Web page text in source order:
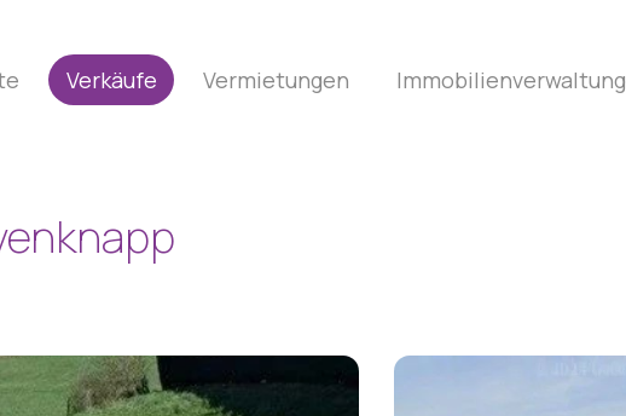
Verkäufe Vermietungen Immobilienverwaltung